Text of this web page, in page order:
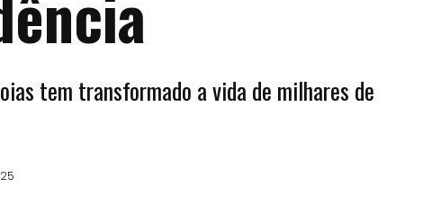
tem transformado a vida de milhares de